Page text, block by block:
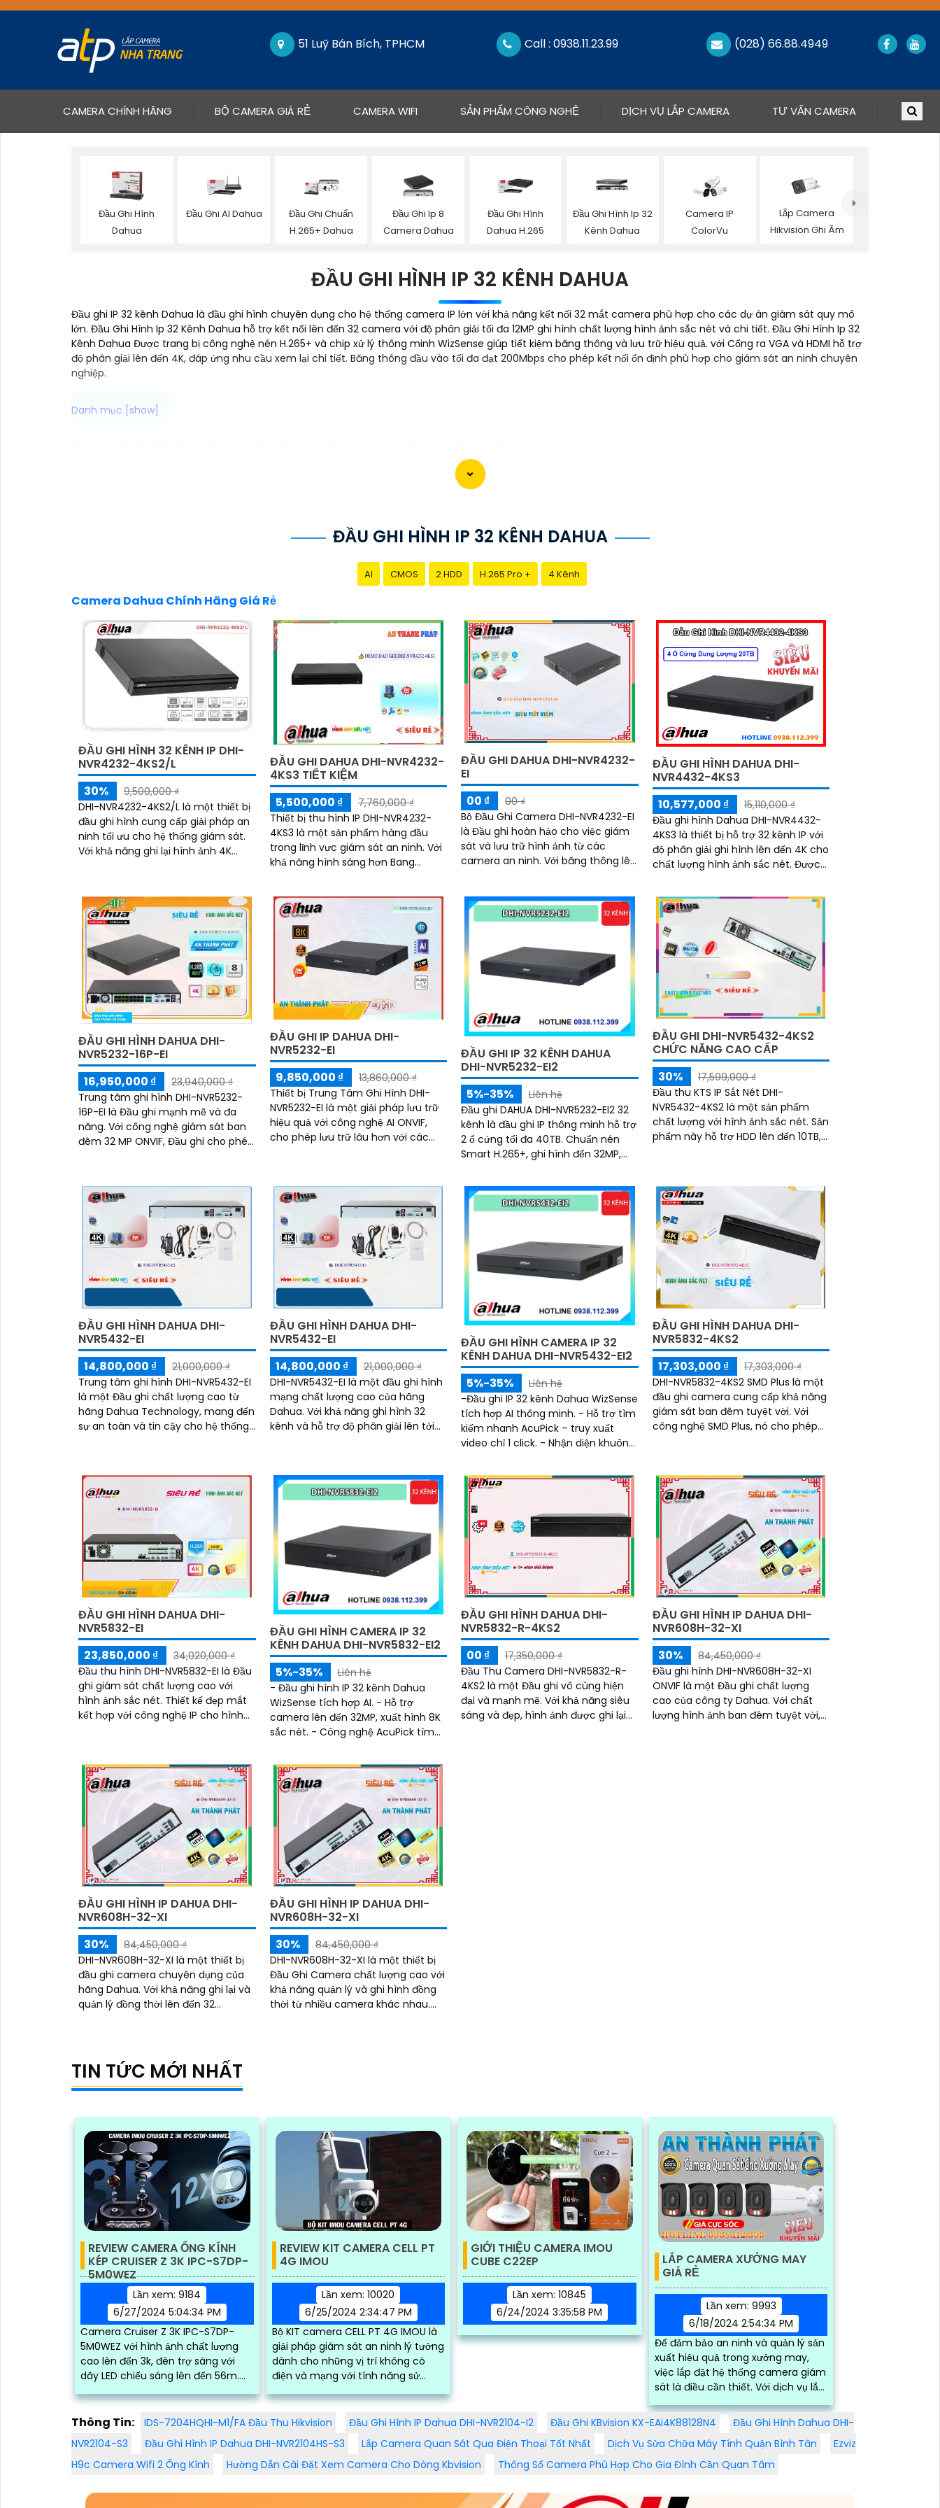
51 Luỹ Bán Bích, TPHCM Call : 0938.11.23.99 (028) 66.88.4949
CAMERA CHÍNH HÃNG(CURRENT)BỘ CAMERA GIÁ RẺ CAMERA WIFI SẢN PHẨM CÔNG NGHỆ DỊCH VỤ LẮP CAMERA TƯ VẤN CAMERA
Đầu Ghi Hình
Dahua
Đầu Ghi AI Dahua
Đầu Ghi Chuẩn
H.265+ Dahua
Đầu Ghi Ip 8
Camera Dahua
Đầu Ghi Hình
Dahua H.265
Đầu Ghi Hình Ip 32
Kênh Dahua
Camera IP
ColorVu
Lắp Camera
Hikvision Ghi Âm
ĐẦU GHI HÌNH IP 32 KÊNH DAHUA
Đầu ghi IP 32 kênh Dahua là đầu ghi hình chuyên dụng cho hệ thống camera IP lớn với khả năng kết nối 32 mắt camera phù hợp cho các dự án giám sát quy mô
lớn. Đầu Ghi Hình Ip 32 Kênh Dahua hỗ trợ kết nối lên đến 32 camera với độ phân giải tối đa 12MP ghi hình chất lượng hình ảnh sắc nét và chi tiết. Đầu Ghi Hình Ip 32
Kênh Dahua Được trang bị công nghệ nén H.265+ và chip xử lý thông minh WizSense giúp tiết kiệm băng thông và lưu trữ hiệu quả. với Cổng ra VGA và HDMI hỗ trợ
độ phân giải lên đến 4K, đáp ứng nhu cầu xem lại chi tiết. Băng thông đầu vào tối đa đạt 200Mbps cho phép kết nối ổn định phù hợp cho giám sát an ninh chuyên
nghiệp.
Camera Dahua là một thương hiệu nổi tiếng về sản phẩm an ninh và giám sát.⚒
nên mua từ các cửa hàng uy tín hoặc các đại lý chính thức của Dahua.☄️ 3:Mức giá của Camera Dahua có thể thay đổi tùy vào model và chức
tư vấn thêm, đừng ngần ngại để lại Cung cấp cho công trình biết.
ĐẦU GHI HÌNH IP 32 KÊNH DAHUA
AI CMOS 2 HDD H.265 Pro + 4 Kênh
Camera Dahua Chính Hãng Giá Rẻ
ĐẦU GHI HÌNH 32 KÊNH IP DHI-
NVR4232-4KS2/L
30%
9,500,000 ₫
DHI-NVR4232-4KS2/L là một thiết bị
đầu ghi hình cung cấp giải pháp an
ninh tối ưu cho hệ thống giám sát.
Với khả năng ghi lại hình ảnh 4K
ĐẦU GHI DAHUA DHI-NVR4232-
4KS3 TIẾT KIỆM
5,500,000 ₫
7,760,000 ₫
Thiết bị thu hình IP DHI-NVR4232-
4KS3 là một sản phẩm hàng đầu
trong lĩnh vực giám sát an ninh. Với
khả năng hình sáng hơn Bang
cả ban đêm
ĐẦU GHI DAHUA DHI-NVR4232-
EI
00 ₫
00 ₫
Bộ Đầu Ghi Camera DHI-NVR4232-EI
là Đầu ghi hoàn hảo cho việc giám
sát và lưu trữ hình ảnh từ các
camera an ninh. Với băng thông lên
không bị gián đoạn
ĐẦU GHI HÌNH DAHUA DHI-
NVR4432-4KS3
10,577,000 ₫
15,110,000 ₫
Đầu ghi hình Dahua DHI-NVR4432-
4KS3 là thiết bị hỗ trợ 32 kênh IP với
độ phân giải ghi hình lên đến 4K cho
chất lượng hình ảnh sắc nét. Được
chuẩn nén H
ĐẦU GHI HÌNH DAHUA DHI-
NVR5232-16P-EI
16,950,000 ₫
23,940,000 ₫
Trung tâm ghi hình DHI-NVR5232-
16P-EI là Đầu ghi mạnh mẽ và đa
năng. Với công nghệ giám sát ban
đêm 32 MP ONVIF, Đầu ghi cho phép
ĐẦU GHI IP DAHUA DHI-
NVR5232-EI
9,850,000 ₫
13,860,000 ₫
Thiết bị Trung Tâm Ghi Hình DHI-
NVR5232-EI là một giải pháp lưu trữ
hiệu quả với công nghệ AI ONVIF,
cho phép lưu trữ lâu hơn với các
ĐẦU GHI IP 32 KÊNH DAHUA
DHI-NVR5232-EI2
5%-35%
Liên hệ
Đầu ghi DAHUA DHI-NVR5232-EI2 32
kênh là đầu ghi IP thông minh hỗ trợ
2 ổ cứng tối đa 40TB. Chuẩn nén
Smart H.265+, ghi hình đến 32MP,
ĐẦU GHI DHI-NVR5432-4KS2
CHỨC NĂNG CAO CẤP
30%
17,599,000 ₫
Đầu thu KTS IP Sắt Nét DHI-
NVR5432-4KS2 là một sản phẩm
chất lượng với hình ảnh sắc nét. Sản
phẩm này hỗ trợ HDD lên đến 10TB,
ĐẦU GHI HÌNH DAHUA DHI-
NVR5432-EI
14,800,000 ₫
21,000,000 ₫
Trung tâm ghi hình DHI-NVR5432-EI
là một Đầu ghi chất lượng cao từ
hãng Dahua Technology, mang đến
sự an toàn và tin cậy cho hệ thống
ĐẦU GHI HÌNH DAHUA DHI-
NVR5432-EI
14,800,000 ₫
21,000,000 ₫
DHI-NVR5432-EI là một đầu ghi hình
mạng chất lượng cao của hãng
Dahua. Với khả năng ghi hình 32
kênh và hỗ trợ độ phân giải lên tới
ĐẦU GHI HÌNH CAMERA IP 32
KÊNH DAHUA DHI-NVR5432-EI2
5%-35%
Liên hệ
-Đầu ghi IP 32 kênh Dahua WizSense
tích hợp AI thông minh. - Hỗ trợ tìm
kiếm nhanh AcuPick – truy xuất
video chỉ 1 click. - Nhận diện khuôn
chính xác
ĐẦU GHI HÌNH DAHUA DHI-
NVR5832-4KS2
17,303,000 ₫
17,303,000 ₫
DHI-NVR5832-4KS2 SMD Plus là một
đầu ghi camera cung cấp khả năng
giám sát ban đêm tuyệt vời. Với
công nghệ SMD Plus, nó cho phép
ĐẦU GHI HÌNH DAHUA DHI-
NVR5832-EI
23,850,000 ₫
34,020,000 ₫
Đầu thu hình DHI-NVR5832-EI là Đầu
ghi giám sát chất lượng cao với
hình ảnh sắc nét. Thiết kế đẹp mắt
kết hợp với công nghệ IP cho hình
ĐẦU GHI HÌNH CAMERA IP 32
KÊNH DAHUA DHI-NVR5832-EI2
5%-35%
Liên hệ
- Đầu ghi hình IP 32 kênh Dahua
WizSense tích hợp AI. - Hỗ trợ
camera lên đến 32MP, xuất hình 8K
sắc nét. - Công nghệ AcuPick tìm
ĐẦU GHI HÌNH DAHUA DHI-
NVR5832-R-4KS2
00 ₫
17,350,000 ₫
Đầu Thu Camera DHI-NVR5832-R-
4KS2 là một Đầu ghi vô cùng hiện
đại và mạnh mẽ. Với khả năng siêu
sáng và đẹp, hình ảnh được ghi lại
ĐẦU GHI HÌNH IP DAHUA DHI-
NVR608H-32-XI
30%
84,450,000 ₫
Đầu ghi hình DHI-NVR608H-32-XI
ONVIF là một Đầu ghi chất lượng
cao của công ty Dahua. Với chất
lượng hình ảnh ban đêm tuyệt vời,
ĐẦU GHI HÌNH IP DAHUA DHI-
NVR608H-32-XI
30%
84,450,000 ₫
DHI-NVR608H-32-XI là một thiết bị
đầu ghi camera chuyên dụng của
hãng Dahua. Với khả năng ghi lại và
quản lý đồng thời lên đến 32
ĐẦU GHI HÌNH IP DAHUA DHI-
NVR608H-32-XI
30%
84,450,000 ₫
DHI-NVR608H-32-XI là một thiết bị
Đầu Ghi Camera chất lượng cao với
khả năng quản lý và ghi hình đồng
thời từ nhiều camera khác nhau.
TIN TỨC MỚI NHẤT
REVIEW CAMERA ỐNG KÍNH
KÉP CRUISER Z 3K IPC-S7DP-
5M0WEZ
Lần xem: 9184
6/27/2024 5:04:34 PM
Camera Cruiser Z 3K IPC-S7DP-
5M0WEZ với hình ảnh chất lượng
cao lên đến 3k, đèn trợ sáng với
dãy LED chiếu sáng lên đến 56m.
cùng góc nhìn rộng giúp...
REVIEW KIT CAMERA CELL PT
4G IMOU
Lần xem: 10020
6/25/2024 2:34:47 PM
Bộ KIT camera CELL PT 4G IMOU là
giải pháp giám sát an ninh lý tưởng
dành cho những vị trí không có
điện và mạng với tính năng sử
sim 4G. Ngoài ra...
GIỚI THIỆU CAMERA IMOU
CUBE C22EP
Lần xem: 10845
6/24/2024 3:35:58 PM
LẮP CAMERA XƯỞNG MAY
GIÁ RẺ
Lần xem: 9993
6/18/2024 2:54:34 PM
Để đảm bảo an ninh và quản lý sản
xuất hiệu quả trong xưởng may,
việc lắp đặt hệ thống camera giám
sát là điều cần thiết. Với dịch vụ lắp
chúng tôi,...
Thông Tin: IDS-7204HQHI-M1/FA Đầu Thu Hikvision Đầu Ghi Hình IP Dahua DHI-NVR2104-I2 Đầu Ghi KBvision KX-EAi4K88128N4
Đầu Ghi Hình Dahua DHI-
NVR2104-S3
Đầu Ghi Hình IP Dahua DHI-NVR2104HS-S3 Lắp Camera Quan Sát Qua Điện Thoại Tốt Nhất Dịch Vụ Sửa Chữa Máy Tính Quận Bình Tân
Ezviz
H9c Camera Wifi 2 Ống Kính
Hường Dẫn Cài Đặt Xem Camera Cho Dòng Kbvision Thông Số Camera Phù Hợp Cho Gia Đình Cần Quan Tâm